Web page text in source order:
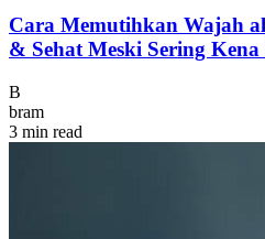
Cara Memutihkan Wajah
& Sehat Meski Sering
B
bram
3 min read